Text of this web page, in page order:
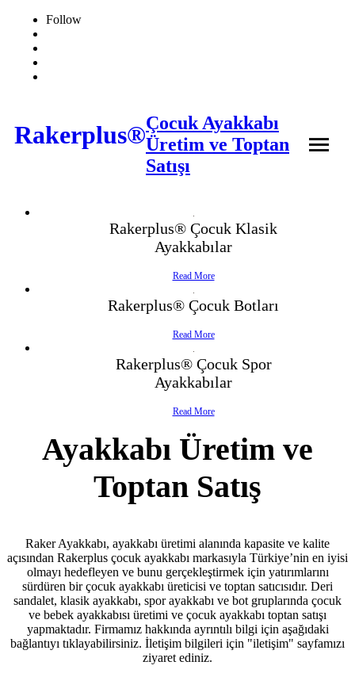
Follow
Rakerplus®Çocuk Ayakkabı
Üretim ve Toptan
Satışı
- Çocuk Spor Ayakkabı
- Klasik Çocuk Ayakkabı
- Çocuk Sandalet
- İlk Adım & Bebek Ayakkabı
Rakerplus® Çocuk Klasik
Ayakkabılar
Read More
Rakerplus® Çocuk Botları
Read More
Rakerplus® Çocuk Spor
Ayakkabılar
Read More
Ayakkabı Üretim ve
Toptan Satış
Raker Ayakkabı, ayakkabı üretimi alanında kapasite ve kalite
açısından Rakerplus çocuk ayakkabı markasıyla Türkiye’nin en iyisi
olmayı hedefleyen ve bunu gerçekleştirmek için yatırımlarını
sürdüren bir çocuk ayakkabı üreticisi ve toptan satıcısıdır. Deri
sandalet, klasik ayakkabı, spor ayakkabı ve bot gruplarında çocuk
ve bebek ayakkabısı üretimi ve çocuk ayakkabı toptan satışı
yapmaktadır. Firmamız hakkında ayrıntılı bilgi için aşağıdaki
bağlantıyı tıklayabilirsiniz. İletişim bilgileri için "iletişim" sayfamızı
ziyaret ediniz.